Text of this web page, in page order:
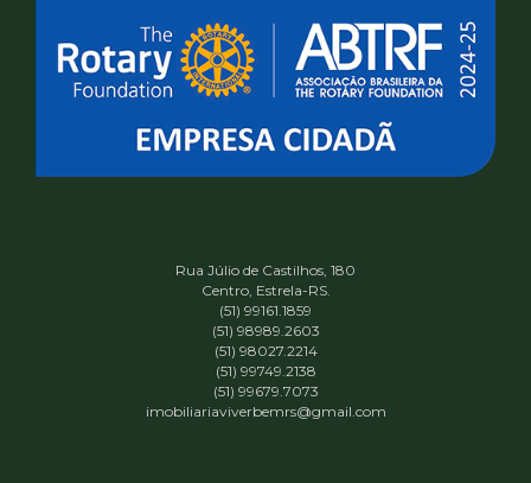
Rua Júlio de Castilhos, 180
Centro, Estrela-RS.
(51) 99161.1859
(51) 98989.2603
(51) 98027.2214
(51) 99749.2138
(51) 99679.7073
imobiliariaviverbemrs@gmail.com